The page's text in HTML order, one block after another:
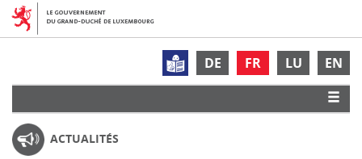
DE FR LU EN
ACTUALITÉS